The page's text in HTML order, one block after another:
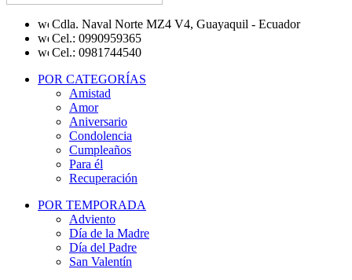
Cdla. Naval Norte MZ4 V4, Guayaquil - Ecuador
Cel.: 0990959365
Cel.: 0981744540
POR CATEGORÍAS
Amistad
Amor
Aniversario
Condolencia
Cumpleaños
Para él
Recuperación
POR TEMPORADA
Adviento
Día de la Madre
Día del Padre
San Valentín